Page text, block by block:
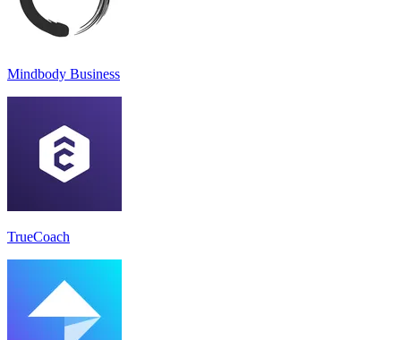
Mindbody Business
TrueCoach